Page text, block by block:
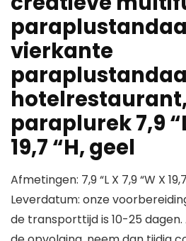
vierkante
paraplurek 7,9
19,7 “H, geel
Afmetingen: 7,9 “L X 7,9 “W X
Leverdatum: onze
de transporttijd is 10-25